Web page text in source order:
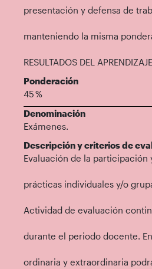
presentación y defensa de
manteniendo la misma
RESULTADOS DEL
Ponderación
45 %
Denominación
Exámenes.
Descripción y criterios de
Evaluación de la participación
prácticas individuales y/o
Actividad de evaluación
durante el periodo docente.
ordinaria y extraordinaria